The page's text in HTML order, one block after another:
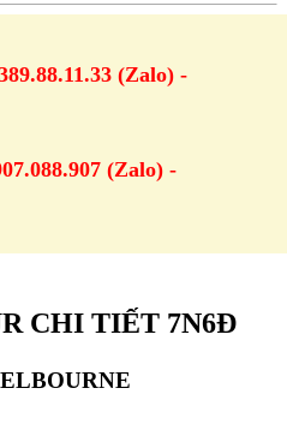
(Zalo) -
(Zalo) -
CHI TIẾT 7N6Đ